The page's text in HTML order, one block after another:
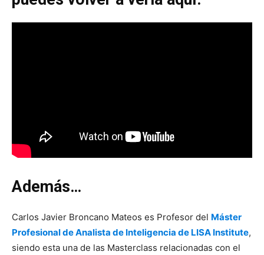
Además…
Carlos Javier Broncano Mateos es Profesor del Máster
Profesional de Analista de Inteligencia de LISA Institute,
siendo esta una de las Masterclass relacionadas con el